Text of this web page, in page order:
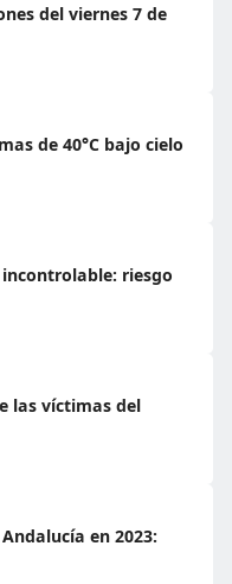
del viernes 7 de
de 40°C bajo cielo
riesgo
las víctimas del
en 2023: